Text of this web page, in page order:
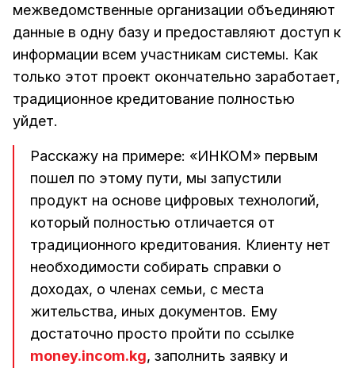
межведомственные организации объединяют
данные в одну базу и предоставляют доступ к
информации всем участникам системы. Как
только этот проект окончательно заработает,
традиционное кредитование полностью
уйдет.
Расскажу на примере: «ИНКОМ» первым
пошел по этому пути, мы запустили
продукт на основе цифровых технологий,
который полностью отличается от
традиционного кредитования. Клиенту нет
необходимости собирать справки о
доходах, о членах семьи, с места
жительства, иных документов. Ему
достаточно просто пройти по ссылке
money.incom.kg, заполнить заявку и